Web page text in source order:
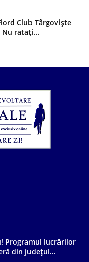
Club Târgoviște
Nu ratați...
Programul lucrărilor
din județul...